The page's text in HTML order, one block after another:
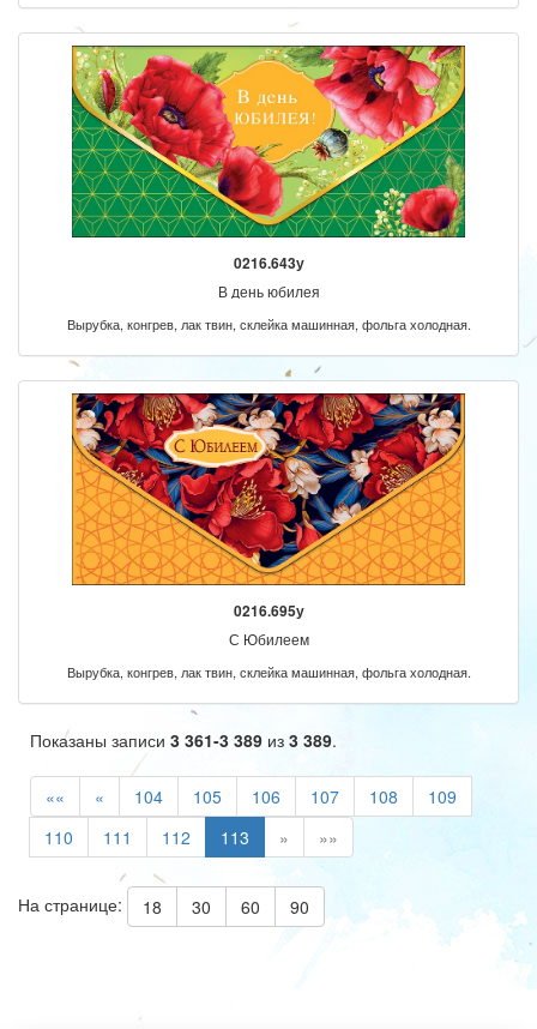
0216.643у
В день юбилея
Вырубка, конгрев, лак твин, склейка машинная, фольга холодная.
0216.695у
С Юбилеем
Вырубка, конгрев, лак твин, склейка машинная, фольга холодная.
Показаны записи 3 361-3 389 из 3 389.
«« « 104 105 106 107 108
109
110
111 112 113 » »»
На странице: 18 30 60 90